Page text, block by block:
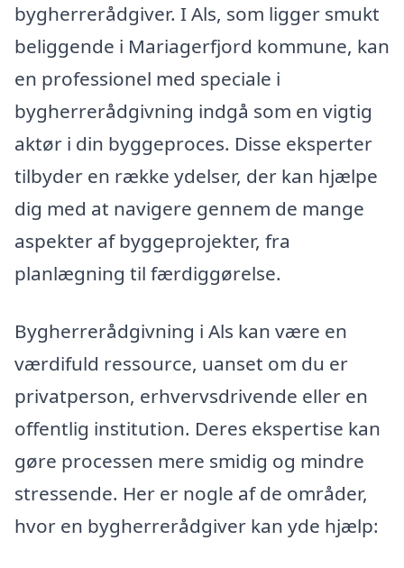
bygherrerådgiver. I Als, som ligger smukt
beliggende i Mariagerfjord kommune, kan
en professionel med speciale i
bygherrerådgivning indgå som en vigtig
aktør i din byggeproces. Disse eksperter
tilbyder en række ydelser, der kan hjælpe
dig med at navigere gennem de mange
aspekter af byggeprojekter, fra
planlægning til færdiggørelse.
Bygherrerådgivning i Als kan være en
værdifuld ressource, uanset om du er
privatperson, erhvervsdrivende eller en
offentlig institution. Deres ekspertise kan
gøre processen mere smidig og mindre
stressende. Her er nogle af de områder,
hvor en bygherrerådgiver kan yde hjælp: